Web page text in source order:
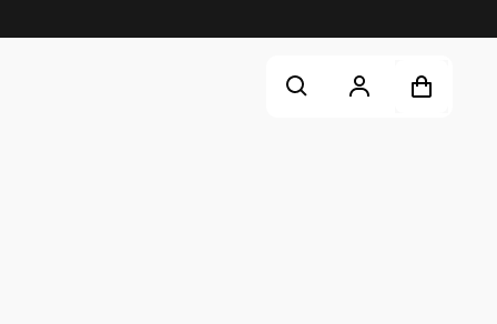
Pesquisa